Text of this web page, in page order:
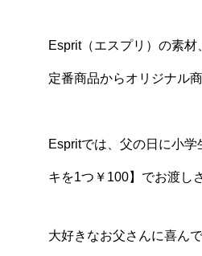
Esprit（エスプリ）の素
定番商品からオリジナル
Espritでは、父の日に小
キを1つ￥100】でお渡し
大好きなお父さんに喜ん